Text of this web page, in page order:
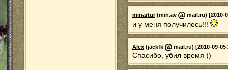
minartur(min.av mail.ru) [2010-
и у меня получилось!!!
Alex (jackfk mail.ru) [2010-09-05
Спасибо, убил время ))